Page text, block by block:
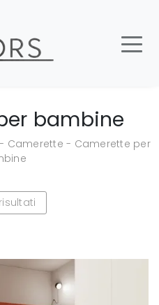
bambine
- Camerette - Camerette per